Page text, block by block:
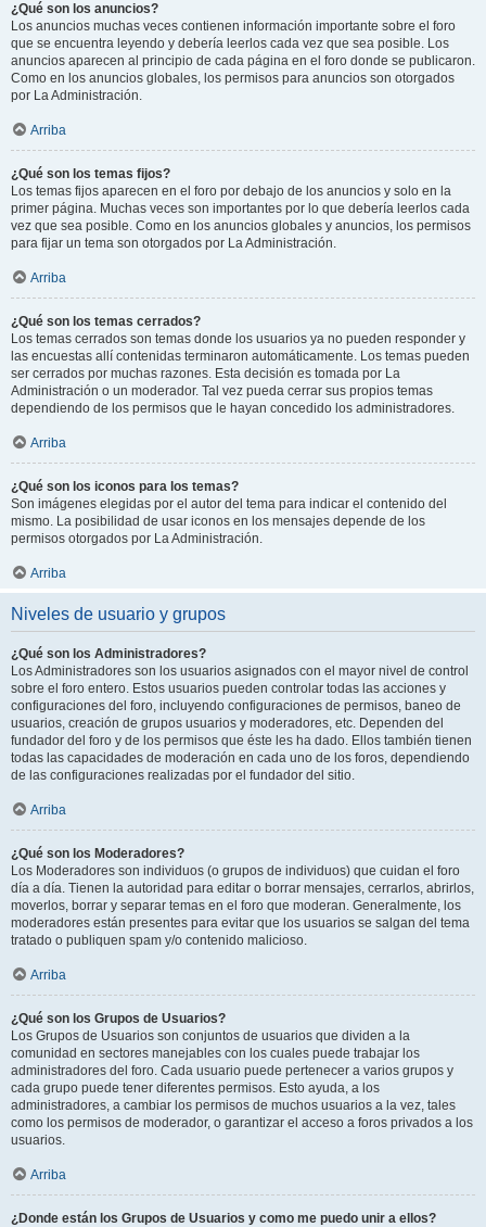
¿Qué son los anuncios?
Los anuncios muchas veces contienen información importante sobre el foro
que se encuentra leyendo y debería leerlos cada vez que sea posible. Los
anuncios aparecen al principio de cada página en el foro donde se publicaron.
Como en los anuncios globales, los permisos para anuncios son otorgados
por La Administración.
Arriba
¿Qué son los temas fijos?
Los temas fijos aparecen en el foro por debajo de los anuncios y solo en la
primer página. Muchas veces son importantes por lo que debería leerlos cada
vez que sea posible. Como en los anuncios globales y anuncios, los permisos
para fijar un tema son otorgados por La Administración.
Arriba
¿Qué son los temas cerrados?
Los temas cerrados son temas donde los usuarios ya no pueden responder y
las encuestas allí contenidas terminaron automáticamente. Los temas pueden
ser cerrados por muchas razones. Esta decisión es tomada por La
Administración o un moderador. Tal vez pueda cerrar sus propios temas
dependiendo de los permisos que le hayan concedido los administradores.
Arriba
¿Qué son los iconos para los temas?
Son imágenes elegidas por el autor del tema para indicar el contenido del
mismo. La posibilidad de usar iconos en los mensajes depende de los
permisos otorgados por La Administración.
Arriba
Niveles de usuario y grupos
¿Qué son los Administradores?
Los Administradores son los usuarios asignados con el mayor nivel de control
sobre el foro entero. Estos usuarios pueden controlar todas las acciones y
configuraciones del foro, incluyendo configuraciones de permisos, baneo de
usuarios, creación de grupos usuarios y moderadores, etc. Dependen del
fundador del foro y de los permisos que éste les ha dado. Ellos también tienen
todas las capacidades de moderación en cada uno de los foros, dependiendo
de las configuraciones realizadas por el fundador del sitio.
Arriba
¿Qué son los Moderadores?
Los Moderadores son individuos (o grupos de individuos) que cuidan el foro
día a día. Tienen la autoridad para editar o borrar mensajes, cerrarlos, abrirlos,
moverlos, borrar y separar temas en el foro que moderan. Generalmente, los
moderadores están presentes para evitar que los usuarios se salgan del tema
tratado o publiquen spam y/o contenido malicioso.
Arriba
¿Qué son los Grupos de Usuarios?
Los Grupos de Usuarios son conjuntos de usuarios que dividen a la
comunidad en sectores manejables con los cuales puede trabajar los
administradores del foro. Cada usuario puede pertenecer a varios grupos y
cada grupo puede tener diferentes permisos. Esto ayuda, a los
administradores, a cambiar los permisos de muchos usuarios a la vez, tales
como los permisos de moderador, o garantizar el acceso a foros privados a los
usuarios.
Arriba
¿Donde están los Grupos de Usuarios y como me puedo unir a ellos?